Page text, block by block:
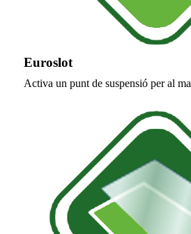
Euroslot
Activa un punt de suspensió per al